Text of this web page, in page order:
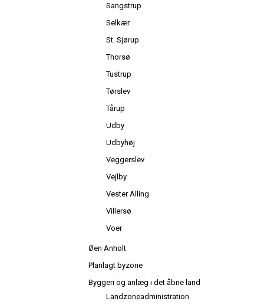
Sangstrup
Selkær
St. Sjørup
Thorsø
Tustrup
Tørslev
Tårup
Udby
Udbyhøj
Veggerslev
Vejlby
Vester Alling
Villersø
Voer
Øen Anholt
Planlagt byzone
Byggeri og anlæg i det åbne land
Landzoneadministration